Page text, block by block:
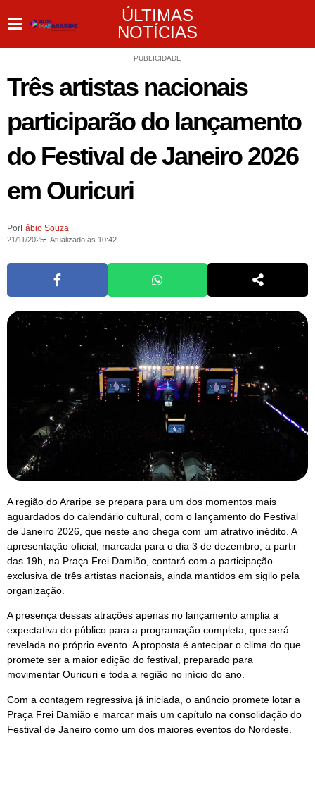
ÚLTIMAS
NOTÍCIAS
PUBLICIDADE
Três artistas nacionais
participarão do lançamento
do Festival de Janeiro 2026
em Ouricuri
PorFábio Souza
21/11/2025 Atualizado às 10:42
A região do Araripe se prepara para um dos momentos mais
aguardados do calendário cultural, com o lançamento do Festival
de Janeiro 2026, que neste ano chega com um atrativo inédito. A
apresentação oficial, marcada para o dia 3 de dezembro, a partir
das 19h, na Praça Frei Damião, contará com a participação
exclusiva de três artistas nacionais, ainda mantidos em sigilo pela
organização.
A presença dessas atrações apenas no lançamento amplia a
expectativa do público para a programação completa, que será
revelada no próprio evento. A proposta é antecipar o clima do que
promete ser a maior edição do festival, preparado para
movimentar Ouricuri e toda a região no início do ano.
Com a contagem regressiva já iniciada, o anúncio promete lotar a
Praça Frei Damião e marcar mais um capítulo na consolidação do
Festival de Janeiro como um dos maiores eventos do Nordeste.